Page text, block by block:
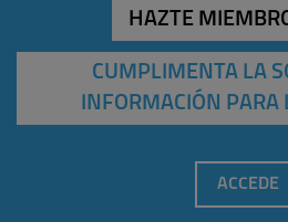
HAZTE
CUMPLIMENTA LA
INFORMACIÓN PARA
ACCEDE